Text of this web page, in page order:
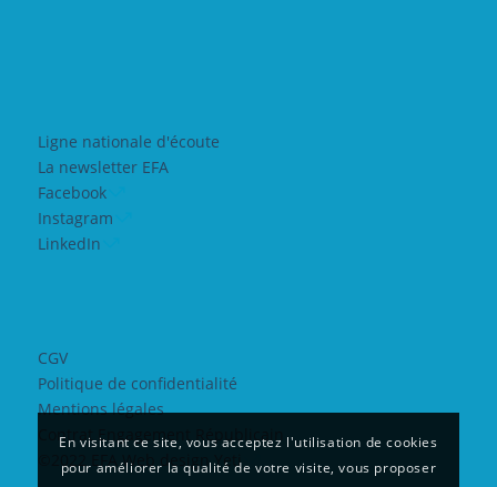
Ligne nationale d'écoute
La newsletter EFA
Facebook
Instagram
LinkedIn
CGV
Politique de confidentialité
Mentions légales
Contrat Engagement Républicain
©2022 EFA Web design Yeti
En visitant ce site, vous acceptez l'utilisation de cookies
pour améliorer la qualité de votre visite, vous proposer